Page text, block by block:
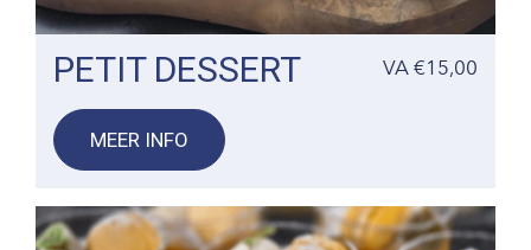
PETIT DESSERT VA €15,00
MEER INFO
Dit is een dessert in kleine glaasjes in 6
verschillende smaken: duo chocolade